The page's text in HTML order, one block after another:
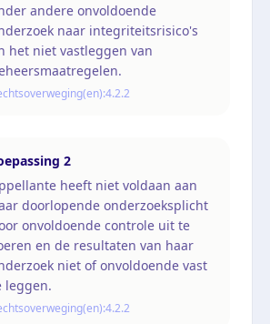
andere onvoldoende
naar integriteitsrisico's
het niet vastleggen van
4.2.2
2
heeft niet voldaan aan
doorlopende onderzoeksplicht
onvoldoende controle uit te
en de resultaten van haar
niet of onvoldoende vast
leggen.
4.2.2